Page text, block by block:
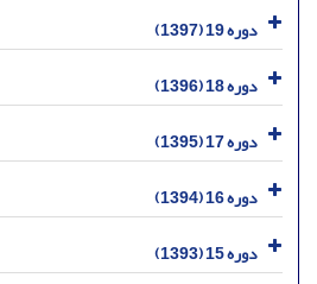
دوره 19 (1397)
دوره 18 (1396)
دوره 17 (1395)
دوره 16 (1394)
دوره 15 (1393)